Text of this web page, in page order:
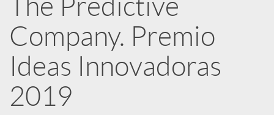
u
b
l
The Predictive
Company. Premio
Ideas Innovadoras
2019